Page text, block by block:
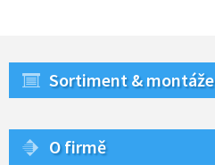
Sortiment & montáže
O firmě